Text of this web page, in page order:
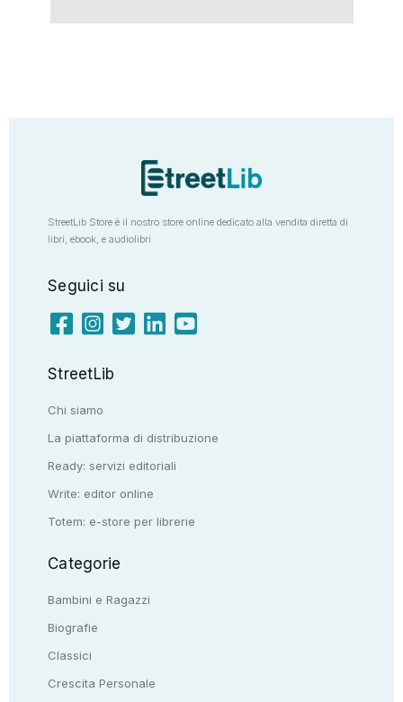
StreetLib Store è il nostro store online dedicato alla vendita diretta di
libri, ebook, e audiolibri
Seguici su
StreetLib
Chi siamo
La piattaforma di distribuzione
Ready: servizi editoriali
Write: editor online
Totem: e-store per librerie
Categorie
Bambini e Ragazzi
Biografie
Classici
Crescita Personale